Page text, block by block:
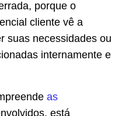
porque o
cliente vê a
suas necessidades ou
internamente e
as
está